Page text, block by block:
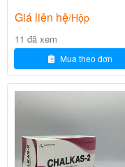
Dị ứng với
của sản phẩm.
Không dùng
Cảnh báo
thuốc Mefidex
Giá liên hệ/Hộp
11 đã xem
Mua theo đơn